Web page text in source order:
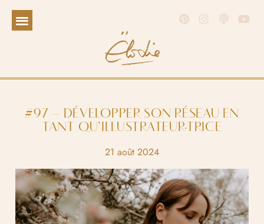
#97 – DÉVELOPPER SON RÉSEAU EN
TANT QU’ILLUSTRATEUR·TRICE
21 août 2024